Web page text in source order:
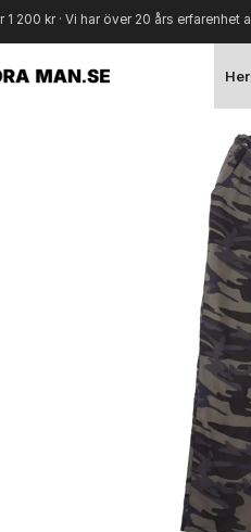
1 200 kr · Vi har över 20 års erfarenhet